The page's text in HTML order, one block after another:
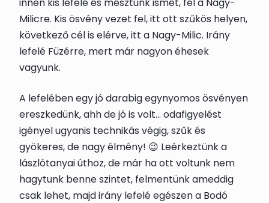
Milicre. Kis ösvény vezet fel, itt ott szűkös helyen,
következő cél is elérve, itt a Nagy-Milic. Irány
lefelé Füzérre, mert már nagyon éhesek
vagyunk.
A lefelében egy jó darabig egynyomos ösvényen
ereszkedünk, ahh de jó is volt… odafigyelést
igényel ugyanis technikás végig, szűk és
gyökeres, de nagy élmény! 😉 Leérkeztünk a
lászlótanyai úthoz, de már ha ott voltunk nem
hagytunk benne szintet, felmentünk ameddig
csak lehet, majd irány lefelé egészen a Bodó